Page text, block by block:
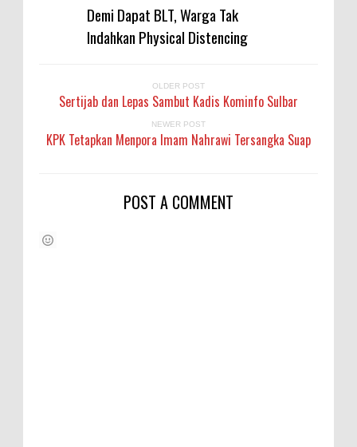
Demi Dapat BLT, Warga Tak
Indahkan Physical Distencing
OLDER POST
Sertijab dan Lepas Sambut Kadis Kominfo Sulbar
NEWER POST
KPK Tetapkan Menpora Imam Nahrawi Tersangka Suap
POST A COMMENT